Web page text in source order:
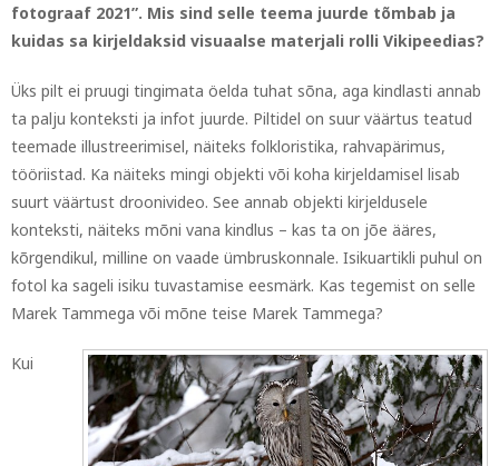
fotograaf 2021”. Mis sind selle teema juurde tõmbab ja
kuidas sa kirjeldaksid visuaalse materjali rolli Vikipeedias?
Üks pilt ei pruugi tingimata öelda tuhat sõna, aga kindlasti annab
ta palju konteksti ja infot juurde. Piltidel on suur väärtus teatud
teemade illustreerimisel, näiteks folkloristika, rahvapärimus,
tööriistad. Ka näiteks mingi objekti või koha kirjeldamisel lisab
suurt väärtust droonivideo. See annab objekti kirjeldusele
konteksti, näiteks mõni vana kindlus – kas ta on jõe ääres,
kõrgendikul, milline on vaade ümbruskonnale. Isikuartikli puhul on
fotol ka sageli isiku tuvastamise eesmärk. Kas tegemist on selle
Marek Tammega või mõne teise Marek Tammega?
Kui